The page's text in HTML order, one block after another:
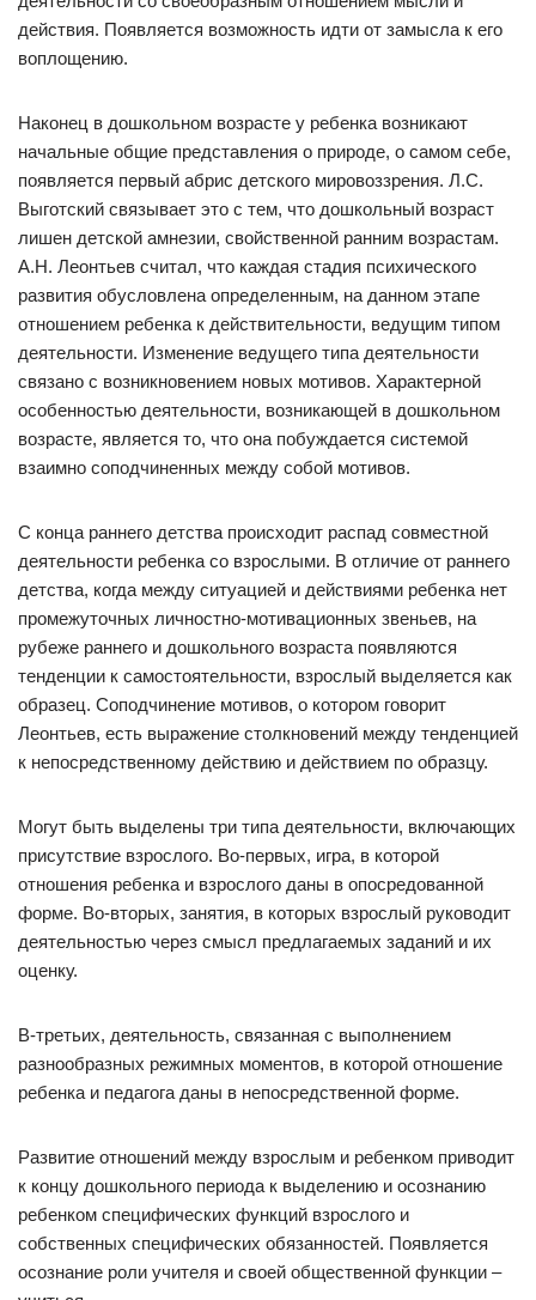
действия. Появляется возможность идти от замысла к его
воплощению.
Наконец в дошкольном возрасте у ребенка возникают
начальные общие представления о природе, о самом себе,
появляется первый абрис детского мировоззрения. Л.С.
Выготский связывает это с тем, что дошкольный возраст
лишен детской амнезии, свойственной ранним возрастам.
А.Н. Леонтьев считал, что каждая стадия психического
развития обусловлена определенным, на данном этапе
отношением ребенка к действительности, ведущим типом
деятельности. Изменение ведущего типа деятельности
связано с возникновением новых мотивов. Характерной
особенностью деятельности, возникающей в дошкольном
возрасте, является то, что она побуждается системой
взаимно соподчиненных между собой мотивов.
С конца раннего детства происходит распад совместной
деятельности ребенка со взрослыми. В отличие от раннего
детства, когда между ситуацией и действиями ребенка нет
промежуточных личностно-мотивационных звеньев, на
рубеже раннего и дошкольного возраста появляются
тенденции к самостоятельности, взрослый выделяется как
образец. Соподчинение мотивов, о котором говорит
Леонтьев, есть выражение столкновений между тенденцией
к непосредственному действию и действием по образцу.
Могут быть выделены три типа деятельности, включающих
присутствие взрослого. Во-первых, игра, в которой
отношения ребенка и взрослого даны в опосредованной
форме. Во-вторых, занятия, в которых взрослый руководит
деятельностью через смысл предлагаемых заданий и их
оценку.
В-третьих, деятельность, связанная с выполнением
разнообразных режимных моментов, в которой отношение
ребенка и педагога даны в непосредственной форме.
Развитие отношений между взрослым и ребенком приводит
к концу дошкольного периода к выделению и осознанию
ребенком специфических функций взрослого и
собственных специфических обязанностей. Появляется
осознание роли учителя и своей общественной функции –